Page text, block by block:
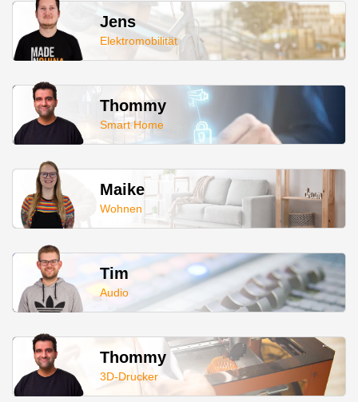
Jens
Elektromobilität
Thommy
Smart Home
Maike
Wohnen
Tim
Audio
Thommy
3D-Drucker